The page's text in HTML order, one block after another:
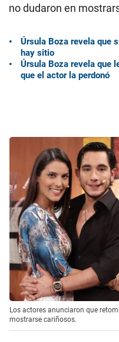
no dudaron en
Úrsula Boza revela que
hay sitio
Úrsula Boza revela que
que el actor la perdonó
Los actores anunciaron que
mostrarse cariñosos.